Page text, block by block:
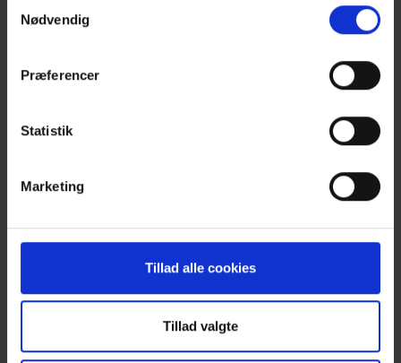
Nødvendig
Præferencer
Statistik
Marketing
Tillad alle cookies
Tillad valgte
Netværksoversigt